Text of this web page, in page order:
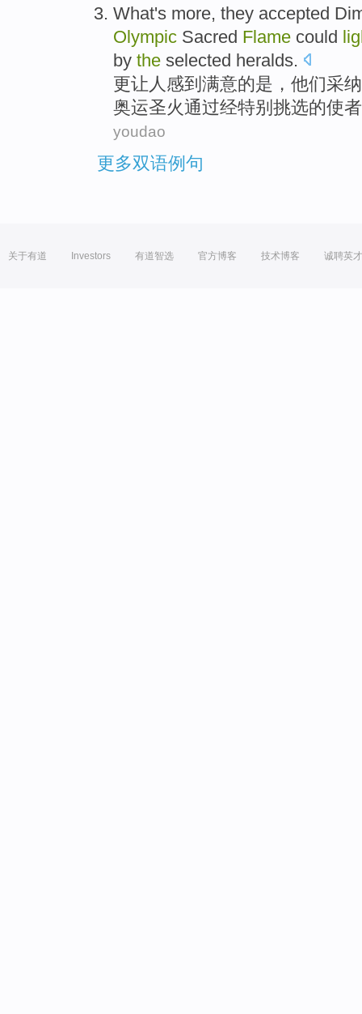
What's more, they accepted
Olympic Sacred Flame could
by the selected heralds.
更让人感到满意的是 ， 他们采纳
奥运圣火通过经特别 挑选的使
youdao
更多双语例句
关于有道 Investors 有道智选 官方博客 技术博客 诚聘英才